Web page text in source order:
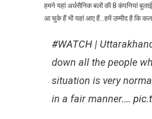
हमने यहां अर्धसैनिक बलों की 8 कंपनियां
आ चुके हैं भी यहां आए हैं…हमें उम्मीद है कि कल
#WATCH |
down all the people
situation is very
in a fair manner.…